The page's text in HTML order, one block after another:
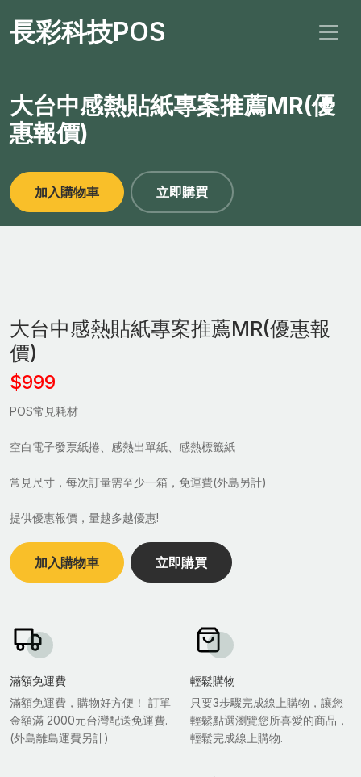
長彩科技POS
大台中感熱貼紙專案推薦MR(優
惠報價)
加入購物車 立即購買
大台中感熱貼紙專案推薦MR(優惠報
價)
$999
POS常見耗材
空白電子發票紙捲、感熱出單紙、感熱標籤紙
常見尺寸，每次訂量需至少一箱，免運費(外島另計)
提供優惠報價，量越多越優惠!
加入購物車 立即購買
滿額免運費
滿額免運費，購物好方便！ 訂單
金額滿 2000元台灣配送免運費.
(外島離島運費另計)
輕鬆購物
只要3步驟完成線上購物，讓您
輕鬆點選瀏覽您所喜愛的商品，
輕鬆完成線上購物.